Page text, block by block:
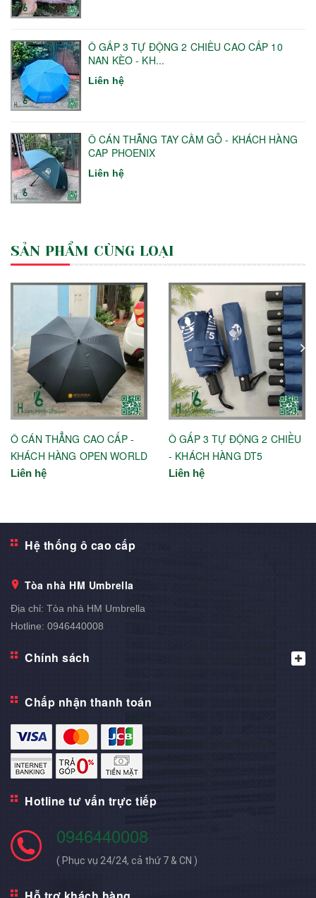
Ô GẤP 3 TỰ ĐỘNG 2 CHIỀU CAO CẤP 10
NAN KÈO - KH...
Liên hệ
Ô CÁN THẲNG TAY CẦM GỖ - KHÁCH HÀNG
CAP PHOENIX
Liên hệ
SẢN PHẨM CÙNG LOẠI
Ô CÁN THẲNG CAO CẤP -
KHÁCH HÀNG OPEN WORLD
Liên hệ
Ô GẤP 3 TỰ ĐỘNG 2 CHIỀU
- KHÁCH HÀNG DT5
Liên hệ
Hệ thống ô cao cấp
Tòa nhà HM Umbrella
Địa chỉ: Tòa nhà HM Umbrella
Hotline: 0946440008
Chính sách
Chấp nhận thanh toán
Hotline tư vấn trực tiếp
0946440008
( Phục vụ 24/24, cả thứ 7 & CN )